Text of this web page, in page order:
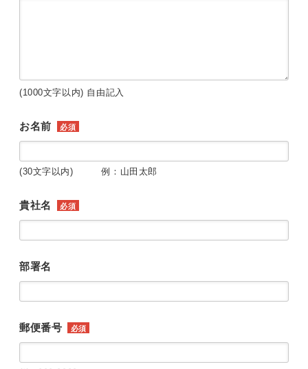
(1000文字以内) 自由記入
お名前 必須
(30文字以内) 例：山田太郎
貴社名 必須
部署名
郵便番号 必須